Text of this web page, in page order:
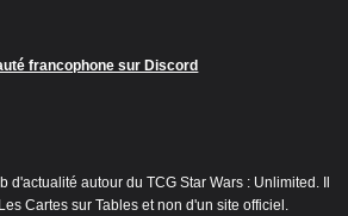
francophone sur Discord
d'actualité autour du TCG Star Wars : Unlimited. Il
Cartes sur Tables et non d'un site officiel.